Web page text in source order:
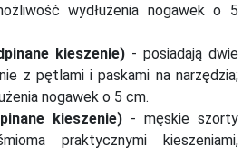
wydłużenia nogawek o 5
kieszenie) - posiadają dwie
z pętlami i paskami na narzędzia;
nogawek o 5 cm.
kieszenie) - męskie szorty
praktycznymi kieszeniami,